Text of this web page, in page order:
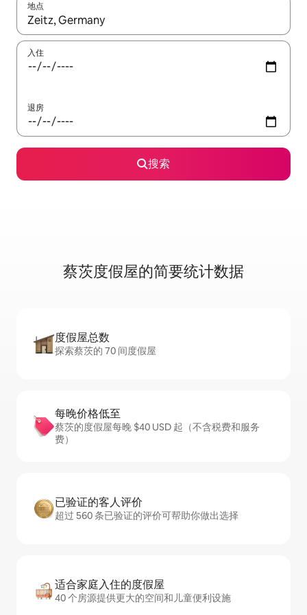
地点
如有搜索结果，请使用上下方向键查看，或通过点击或滑动手势
入住
退房
搜索
蔡茨度假屋的简要统计数据
度假屋总数
探索蔡茨的 70 间度假屋
每晚价格低至
蔡茨的度假屋每晚 $40 USD 起（不含税费和服务
费）
已验证的客人评价
超过 560 条已验证的评价可帮助你做出选择
适合家庭入住的度假屋
40 个房源提供更大的空间和儿童便利设施